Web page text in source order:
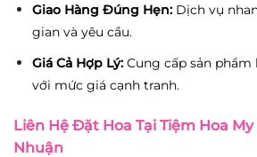
Giao Hàng Đúng Hẹn:Dịch vụ
gian và yêu cầu.
Giá Cả Hợp Lý:Cung cấp sản phẩm
với mức giá cạnh tranh.
Liên Hệ Đặt Hoa Tại Tiệm Hoa
Nhuận